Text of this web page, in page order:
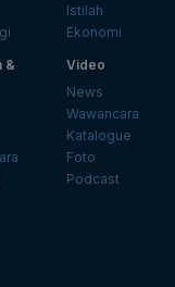
Istilah
Ekonomi
&
Video
News
Wawancara
Katalogue
Foto
Podcast